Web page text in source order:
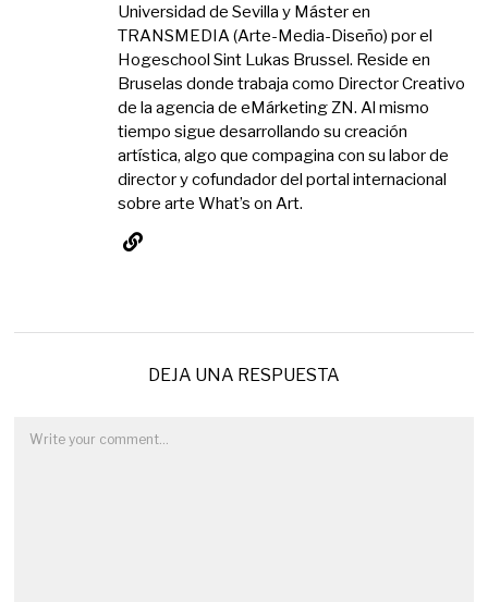
Universidad de Sevilla y Máster en
TRANSMEDIA (Arte-Media-Diseño) por el
Hogeschool Sint Lukas Brussel. Reside en
Bruselas donde trabaja como Director Creativo
de la agencia de eMárketing ZN. Al mismo
tiempo sigue desarrollando su creación
artística, algo que compagina con su labor de
director y cofundador del portal internacional
sobre arte What’s on Art.
DEJA UNA RESPUESTA